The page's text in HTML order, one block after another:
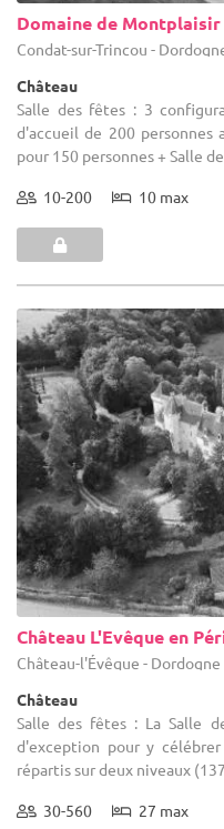
Domaine de Montplaisir
Condat-sur-Trincou -
Château
Salle des fêtes : 3
d'accueil de 200 personnes
pour 150 personnes + Salle
10-200 10 max
Château L'Evêque en
Château-l'Évêque - Dordogne
Château
Salle des fêtes : La Salle
d'exception pour y
répartis sur deux niveaux
30-560 27 max